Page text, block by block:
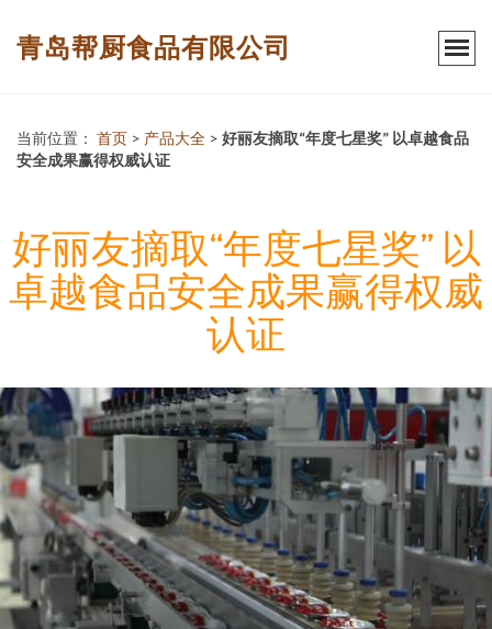
青岛帮厨食品有限公司
当前位置： 首页 > 产品大全 > 好丽友摘取“年度七星奖” 以卓越食品
安全成果赢得权威认证
好丽友摘取“年度七星奖” 以
卓越食品安全成果赢得权威
认证